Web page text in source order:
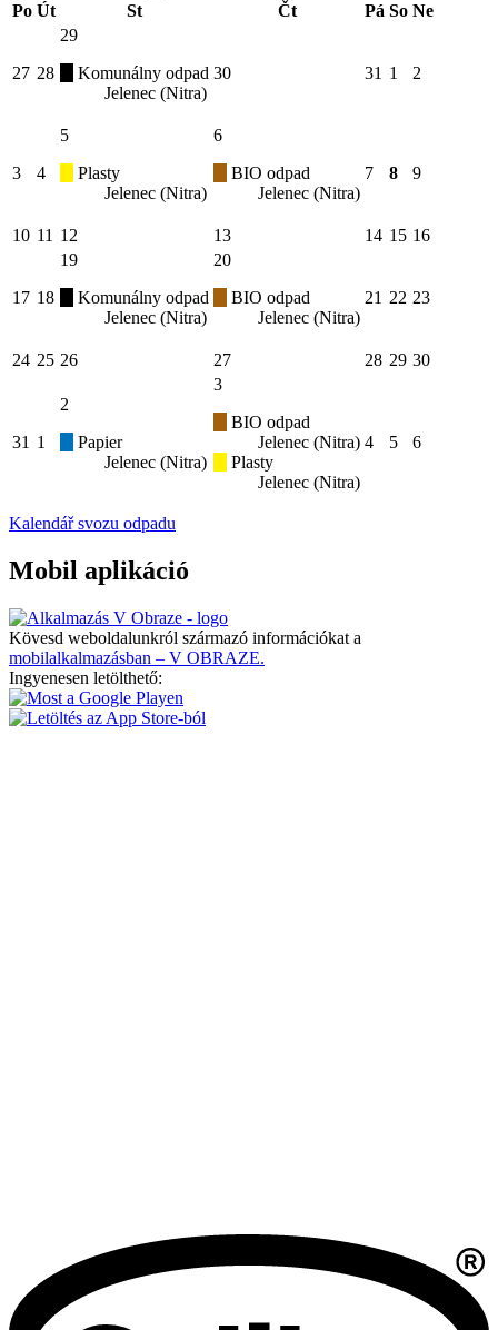
Po Út St Čt Pá So Ne
27 28
29
Komunálny odpad
Jelenec (Nitra)
30 31 1 2
3 4
5
Plasty
Jelenec (Nitra)
6
BIO odpad
Jelenec (Nitra)
7 8 9
10 11 12 13 14 15 16
17 18
19
Komunálny odpad
Jelenec (Nitra)
20
BIO odpad
Jelenec (Nitra)
21 22 23
24 25 26 27 28 29 30
31 1
2
Papier
Jelenec (Nitra)
3
BIO odpad
Jelenec (Nitra)
Plasty
Jelenec (Nitra)
4 5 6
Kalendář svozu odpadu
Mobil aplikáció
Kövesd weboldalunkról származó információkat a
mobilalkalmazásban – V OBRAZE.
Ingyenesen letölthető: